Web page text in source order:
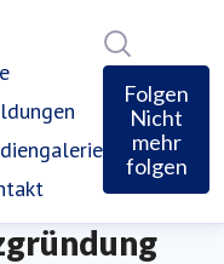
Folgen
Nicht
mehr
folgen